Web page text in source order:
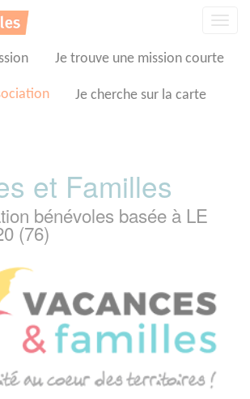
Je trouve une mission courte
Je cherche sur la carte
et Familles
bénévoles basée à LE
(76)
cookies